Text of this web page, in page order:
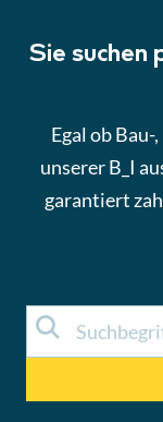
Sie suchen
Egal ob
unserer B_I
garantiert